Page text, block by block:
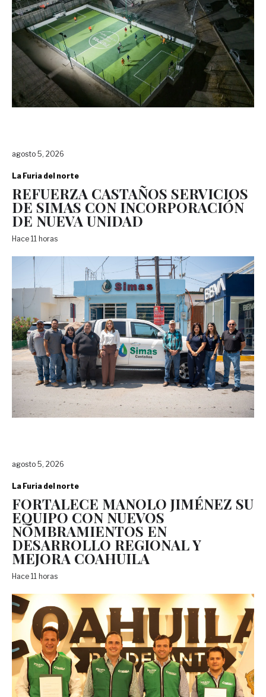
agosto 5, 2026
La Furia del norte
REFUERZA CASTAÑOS SERVICIOS
DE SIMAS CON INCORPORACIÓN
DE NUEVA UNIDAD
Hace 11 horas
agosto 5, 2026
La Furia del norte
FORTALECE MANOLO JIMÉNEZ SU
EQUIPO CON NUEVOS
NOMBRAMIENTOS EN
DESARROLLO REGIONAL Y
MEJORA COAHUILA
Hace 11 horas